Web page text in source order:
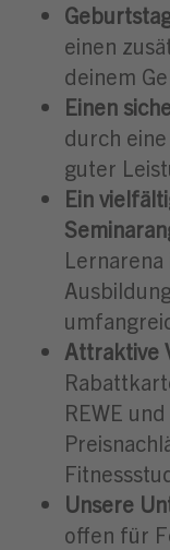
einen
deinem
Einen
durch
guter
Ein
Attraktive
REWE
Unsere
offen für